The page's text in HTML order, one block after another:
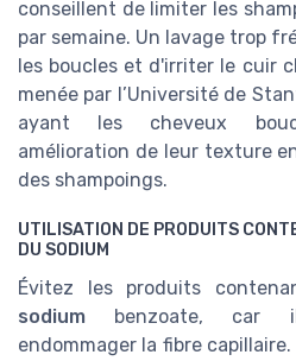
conseillent de limiter les
par semaine. Un lavage trop
les boucles et d'irriter le cuir
menée par l’Université de
ayant les cheveux
amélioration de leur texture
des shampoings.
UTILISATION DE PRODUITS
DU SODIUM
Évitez les produits
sodium benzoate, car
endommager la fibre